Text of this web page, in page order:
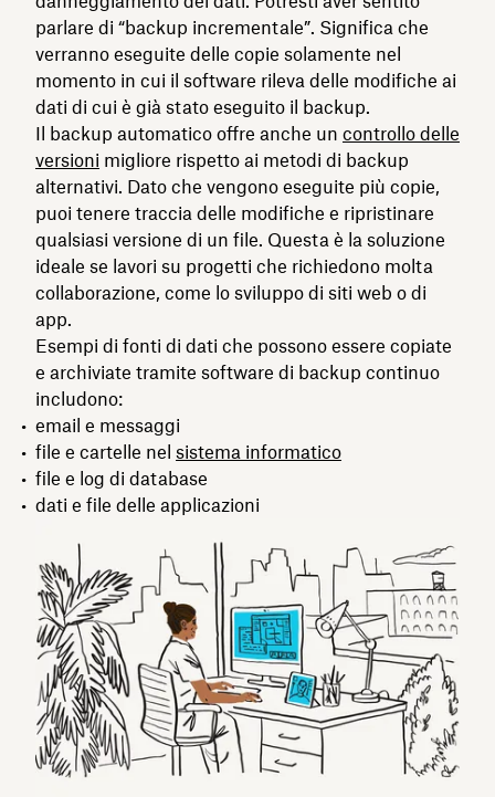
parlare di “backup incrementale”. Significa che
verranno eseguite delle copie solamente nel
momento in cui il software rileva delle modifiche ai
dati di cui è già stato eseguito il backup.
Il backup automatico offre anche un controllo delle
versioni migliore rispetto ai metodi di backup
alternativi. Dato che vengono eseguite più copie,
puoi tenere traccia delle modifiche e ripristinare
qualsiasi versione di un file. Questa è la soluzione
ideale se lavori su progetti che richiedono molta
collaborazione, come lo sviluppo di siti web o di
app.
Esempi di fonti di dati che possono essere copiate
e archiviate tramite software di backup continuo
includono:
email e messaggi
file e cartelle nel sistema informatico
file e log di database
dati e file delle applicazioni